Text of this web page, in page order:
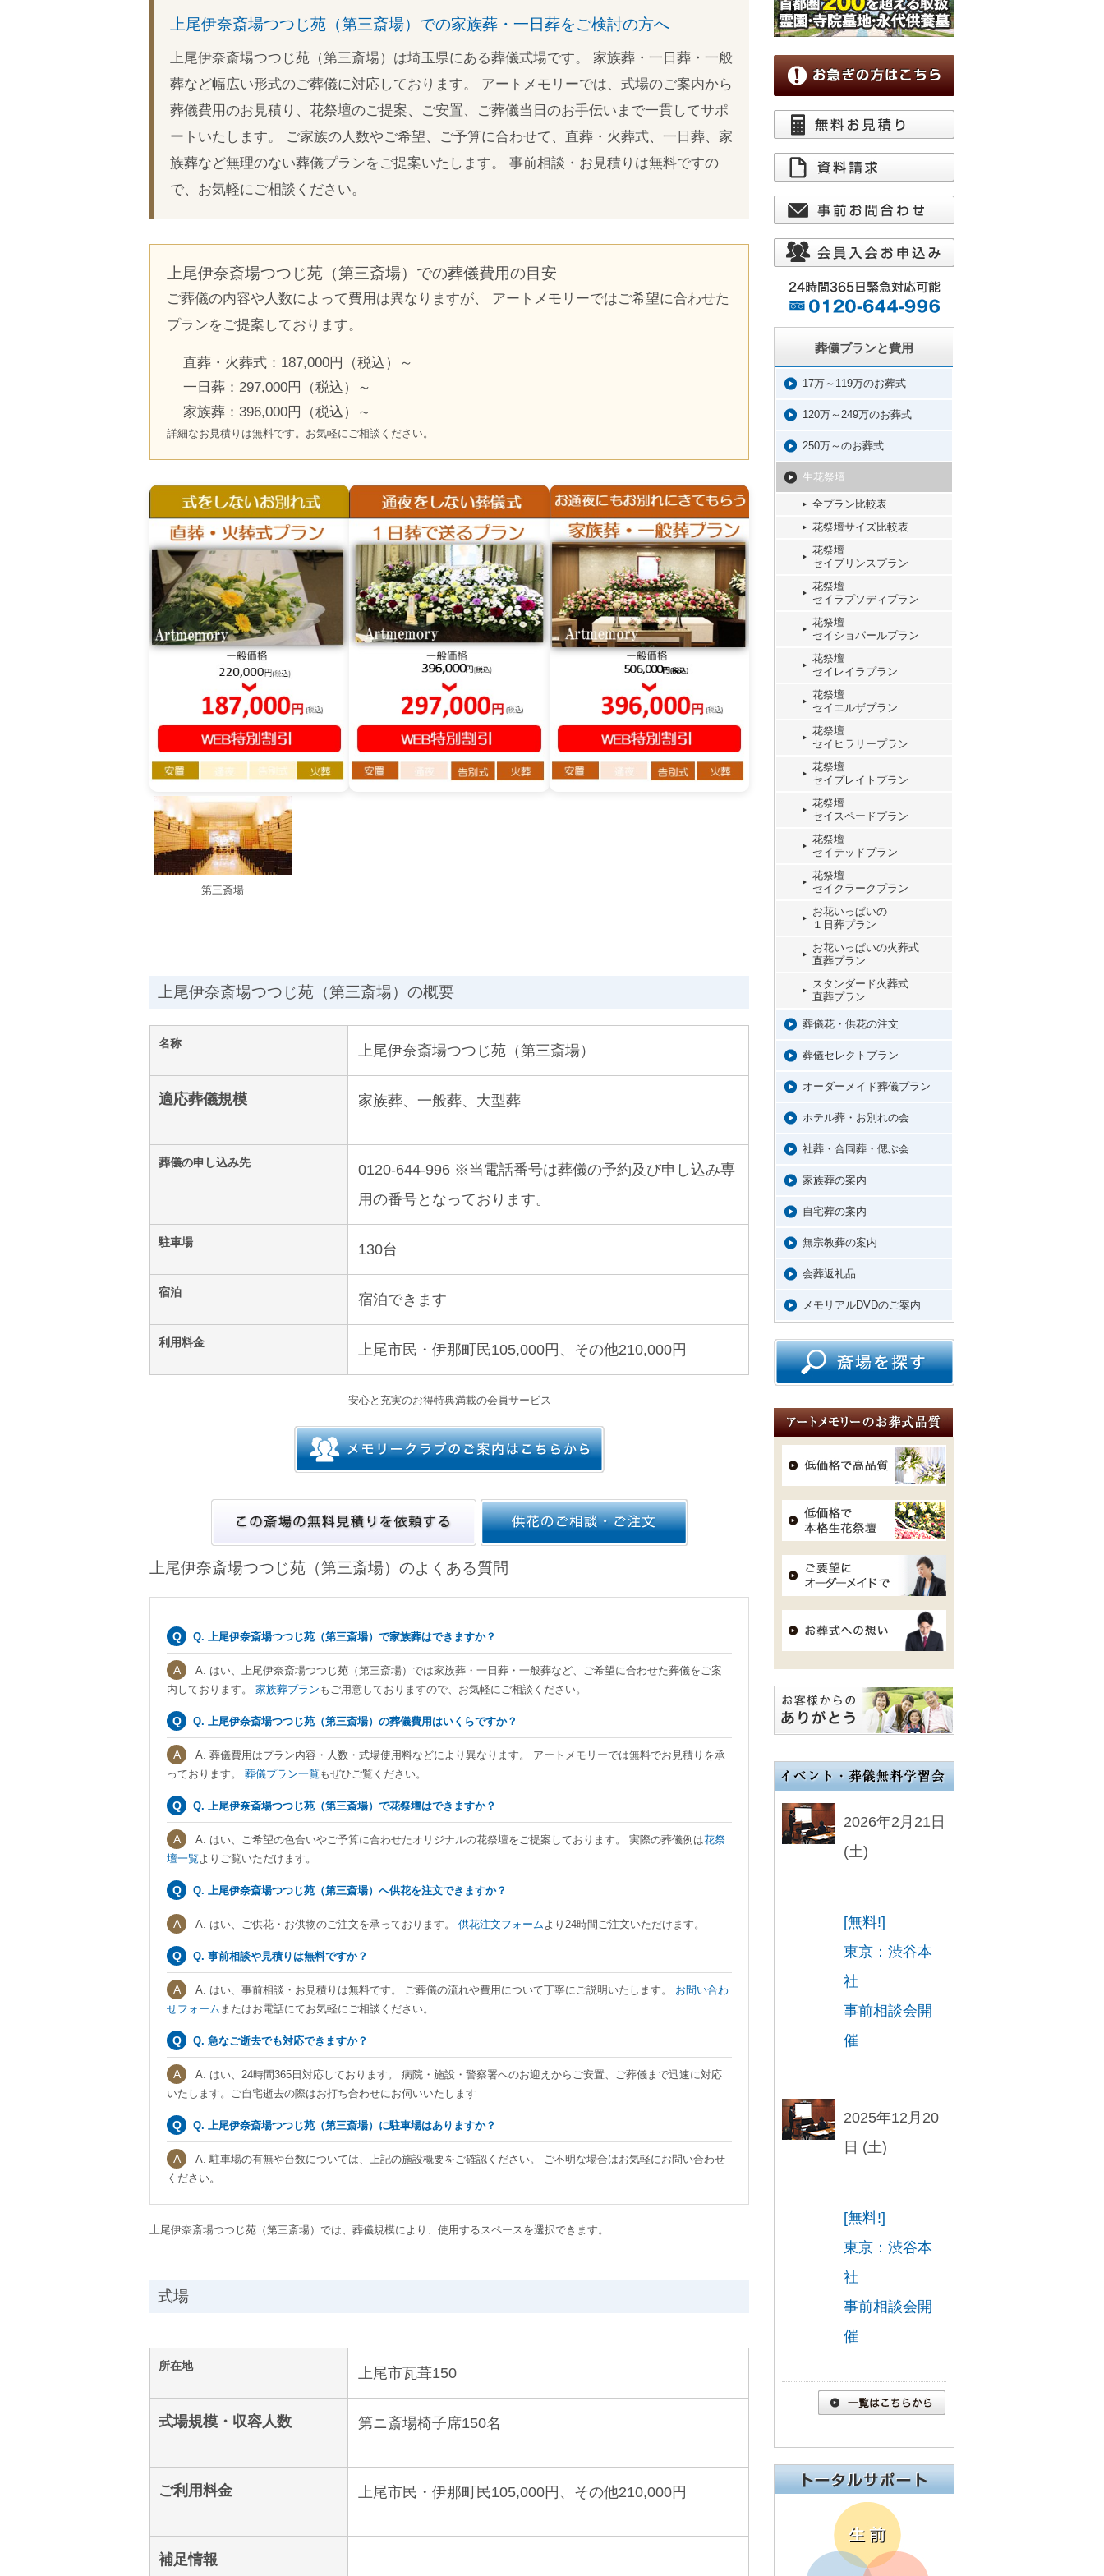
上尾伊奈斎場つつじ苑（第三斎場）での家族葬・一日葬をご検討の方へ
上尾伊奈斎場つつじ苑（第三斎場）は埼玉県にある葬儀式場です。 家族葬・一日葬・一般
葬など幅広い形式のご葬儀に対応しております。 アートメモリーでは、式場のご案内から
葬儀費用のお見積り、花祭壇のご提案、ご安置、ご葬儀当日のお手伝いまで一貫してサポ
ートいたします。 ご家族の人数やご希望、ご予算に合わせて、直葬・火葬式、一日葬、家
族葬など無理のない葬儀プランをご提案いたします。 事前相談・お見積りは無料ですの
で、お気軽にご相談ください。
上尾伊奈斎場つつじ苑（第三斎場）での葬儀費用の目安
ご葬儀の内容や人数によって費用は異なりますが、 アートメモリーではご希望に合わせた
プランをご提案しております。
直葬・火葬式：187,000円（税込）～
一日葬：297,000円（税込）～
家族葬：396,000円（税込）～
詳細なお見積りは無料です。お気軽にご相談ください。
第三斎場
上尾伊奈斎場つつじ苑（第三斎場）の概要
名称 上尾伊奈斎場つつじ苑（第三斎場）
適応葬儀規模 家族葬、一般葬、大型葬
葬儀の申し込み先
0120-644-996 ※当電話番号は葬儀の予約及び申し込み専
用の番号となっております。
駐車場 130台
宿泊 宿泊できます
利用料金 上尾市民・伊那町民105,000円、その他210,000円
安心と充実のお得特典満載の会員サービス
上尾伊奈斎場つつじ苑（第三斎場）のよくある質問
Q. 上尾伊奈斎場つつじ苑（第三斎場）で家族葬はできますか？
A. はい、上尾伊奈斎場つつじ苑（第三斎場）では家族葬・一日葬・一般葬など、ご希望に合わせた葬儀をご案
内しております。 家族葬プラン もご用意しておりますので、お気軽にご相談ください。
Q. 上尾伊奈斎場つつじ苑（第三斎場）の葬儀費用はいくらですか？
A. 葬儀費用はプラン内容・人数・式場使用料などにより異なります。 アートメモリーでは無料でお見積りを承
っております。 葬儀プラン一覧 もぜひご覧ください。
Q. 上尾伊奈斎場つつじ苑（第三斎場）で花祭壇はできますか？
A. はい、ご希望の色合いやご予算に合わせたオリジナルの花祭壇をご提案しております。 実際の葬儀例は花祭
壇一覧 よりご覧いただけます。
Q. 上尾伊奈斎場つつじ苑（第三斎場）へ供花を注文できますか？
A. はい、ご供花・お供物のご注文を承っております。 供花注文フォーム より24時間ご注文いただけます。
Q. 事前相談や見積りは無料ですか？
A. はい、事前相談・お見積りは無料です。 ご葬儀の流れや費用について丁寧にご説明いたします。 お問い合わ
せフォーム またはお電話にてお気軽にご相談ください。
Q. 急なご逝去でも対応できますか？
A. はい、24時間365日対応しております。 病院・施設・警察署へのお迎えからご安置、ご葬儀まで迅速に対応
いたします。ご自宅逝去の際はお打ち合わせにお伺いいたします
Q. 上尾伊奈斎場つつじ苑（第三斎場）に駐車場はありますか？
A. 駐車場の有無や台数については、上記の施設概要をご確認ください。 ご不明な場合はお気軽にお問い合わせ
ください。
上尾伊奈斎場つつじ苑（第三斎場）では、葬儀規模により、使用するスペースを選択できます。
式場
所在地 上尾市瓦葺150
式場規模・収容人数 第ニ斎場椅子席150名
ご利用料金 上尾市民・伊那町民105,000円、その他210,000円
補足情報
葬儀プランと費用
17万～119万のお葬式
120万～249万のお葬式
250万～のお葬式
生花祭壇
全プラン比較表
花祭壇サイズ比較表
花祭壇
セイプリンスプラン
花祭壇
セイラプソディプラン
花祭壇
セイショパールプラン
花祭壇
セイレイラプラン
花祭壇
セイエルザプラン
花祭壇
セイヒラリープラン
花祭壇
セイプレイトプラン
花祭壇
セイスペードプラン
花祭壇
セイテッドプラン
花祭壇
セイクラークプラン
お花いっぱいの
１日葬プラン
お花いっぱいの火葬式
直葬プラン
スタンダード火葬式
直葬プラン
葬儀花・供花の注文
葬儀セレクトプラン
オーダーメイド葬儀プラン
ホテル葬・お別れの会
社葬・合同葬・偲ぶ会
家族葬の案内
自宅葬の案内
無宗教葬の案内
会葬返礼品
メモリアルDVDのご案内
2026年2月21日
(土)
[無料!]
東京：渋谷本
社
事前相談会開
催
2025年12月20
日 (土)
[無料!]
東京：渋谷本
社
事前相談会開
催